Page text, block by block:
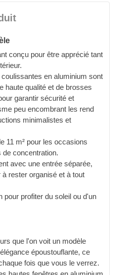
conçu pour être apprécié tant
en aluminium sont
haute qualité et de brosses
garantir sécurité et
peu encombrant les rend
minimalistes et
11 m² pour les occasions
concentration.
avec une entrée séparée,
rester organisé et à tout
pour profiter du soleil ou d'un
que l'on voit un modèle
époustouflante, ce
fois que vous le verrez.